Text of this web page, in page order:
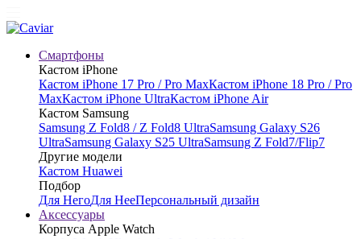
Смартфоны
Кастом iPhone
Кастом iPhone 17 Pro / Pro MaxКастом iPhone 18 Pro / Pro
MaxКастом iPhone UltraКастом iPhone Air
Кастом Samsung
Samsung Z Fold8 / Z Fold8 UltraSamsung Galaxy S26
UltraSamsung Galaxy S25 UltraSamsung Z Fold7/Flip7
Другие модели
Кастом Huawei
Подбор
Для НегоДля НееПерсональный дизайн
Аксессуары
Корпуса Apple Watch